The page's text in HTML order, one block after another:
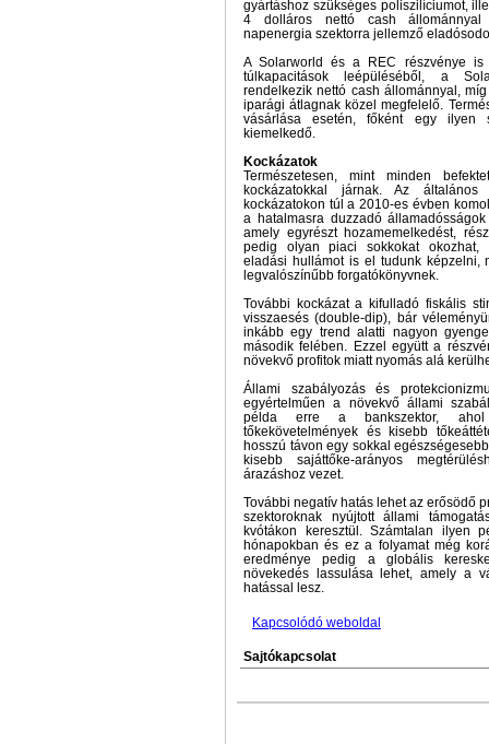
gyártáshoz szükséges poliszilíciumot,
4 dolláros nettó cash állománnyal
napenergia szektorra jellemző
A Solarworld és a REC részvénye is
túlkapacitások leépüléséből, a
rendelkezik nettó cash állománnyal,
iparági átlagnak közel megfelelő.
vásárlása esetén, főként egy ilyen
kiemelkedő.
Kockázatok
Természetesen, mint minden
kockázatokkal járnak. Az
kockázatokon túl a 2010-es évben
a hatalmasra duzzadó
amely egyrészt hozamemelkedést,
pedig olyan piaci sokkokat okozhat,
eladási hullámot is el tudunk képzelni,
legvalószínűbb forgatókönyvnek.
További kockázat a kifulladó fiskális
visszaesés (double-dip), bár
inkább egy trend alatti nagyon
második felében. Ezzel együtt a
növekvő profitok miatt nyomás alá
Állami szabályozás és
egyértelműen a növekvő állami
példa erre a bankszektor, ahol
tőkekövetelmények és kisebb
hosszú távon egy sokkal
kisebb sajáttőke-arányos
árazáshoz vezet.
További negatív hatás lehet az erősödő
szektoroknak nyújtott állami
kvótákon keresztül. Számtalan ilyen
hónapokban és ez a folyamat még
eredménye pedig a globális
növekedés lassulása lehet, amely a
hatással lesz.
Kapcsolódó weboldal
Sajtókapcsolat